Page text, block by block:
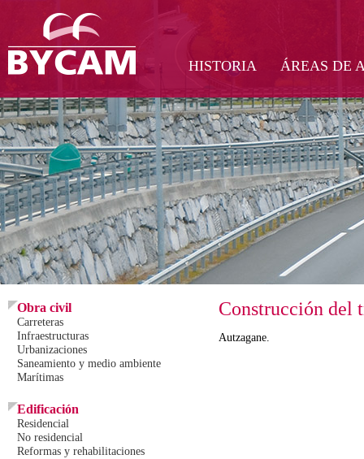
HISTORIA ÁREAS DE
Obra civil
Carreteras
Infraestructuras
Urbanizaciones
Saneamiento y medio ambiente
Marítimas
Edificación
Residencial
No residencial
Reformas y rehabilitaciones
Construcción del
Autzagane.